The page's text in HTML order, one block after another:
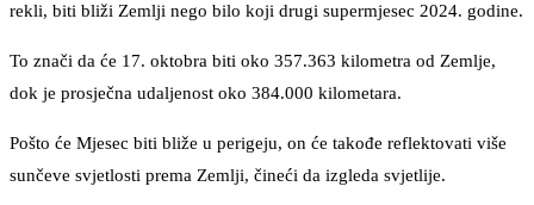
rekli, biti bliži Zemlji nego bilo koji drugi supermjesec 2024. godine.
To znači da će 17. oktobra biti oko 357.363 kilometra od Zemlje,
dok je prosječna udaljenost oko 384.000 kilometara.
Pošto će Mjesec biti bliže u perigeju, on će takođe reflektovati više
sunčeve svjetlosti prema Zemlji, čineći da izgleda svjetlije.